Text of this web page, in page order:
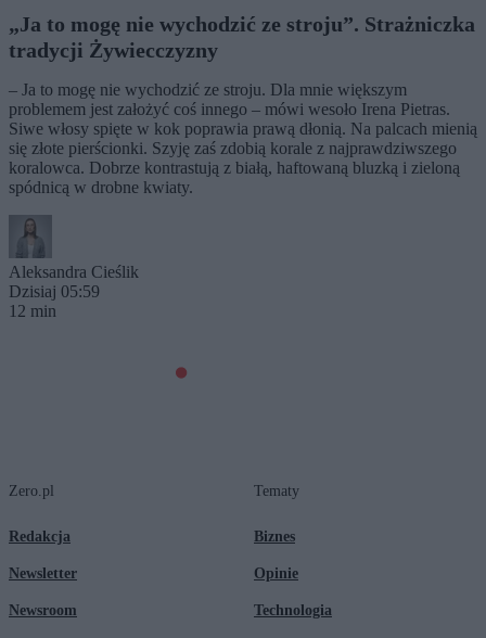
„Ja to mogę nie wychodzić ze stroju”. Strażniczka
tradycji Żywiecczyzny
– Ja to mogę nie wychodzić ze stroju. Dla mnie większym
problemem jest założyć coś innego – mówi wesoło Irena Pietras.
Siwe włosy spięte w kok poprawia prawą dłonią. Na palcach mienią
się złote pierścionki. Szyję zaś zdobią korale z najprawdziwszego
koralowca. Dobrze kontrastują z białą, haftowaną bluzką i zieloną
spódnicą w drobne kwiaty.
Aleksandra Cieślik
Dzisiaj 05:59
12 min
Zero.pl
Redakcja
Newsletter
Newsroom
Tematy
Biznes
Opinie
Technologia